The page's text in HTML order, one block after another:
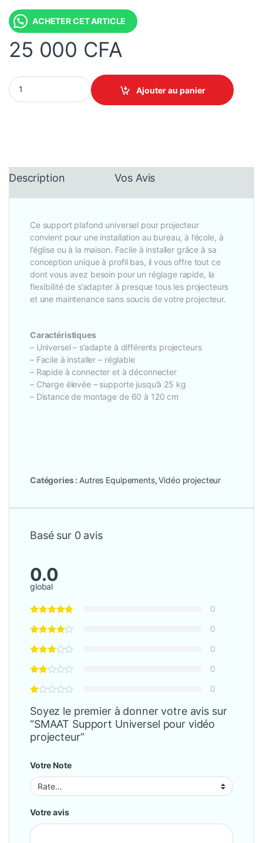
ACHETER CET ARTICLE
25 000 CFA
SMAAT Support Universel pour vidéo projecteur quantity
Ajouter au panier
Description Vos Avis
Ce support plafond universel pour projecteur
convient pour une installation au bureau, à l’école, à
l’église ou à la maison. Facile à installer grâce à sa
conception unique à profil bas, il vous offre tout ce
dont vous avez besoin pour un réglage rapide, la
flexibilité de s’adapter à presque tous les projecteurs
et une maintenance sans soucis de votre projecteur.
Caractéristiques
– Universel – s’adapte à différents projecteurs
– Facile à installer – réglable
– Rapide à connecter et à déconnecter
– Charge élevée – supporte jusqu’à 25 kg
– Distance de montage de 60 à 120 cm
Catégories : Autres Equipements,Vidéo projecteur
Basé sur 0 avis
0.0
global
0
0
0
0
0
Soyez le premier à donner votre avis sur
“SMAAT Support Universel pour vidéo
projecteur”
Votre Note
Votre avis